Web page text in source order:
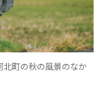
町の秋の風景のなか